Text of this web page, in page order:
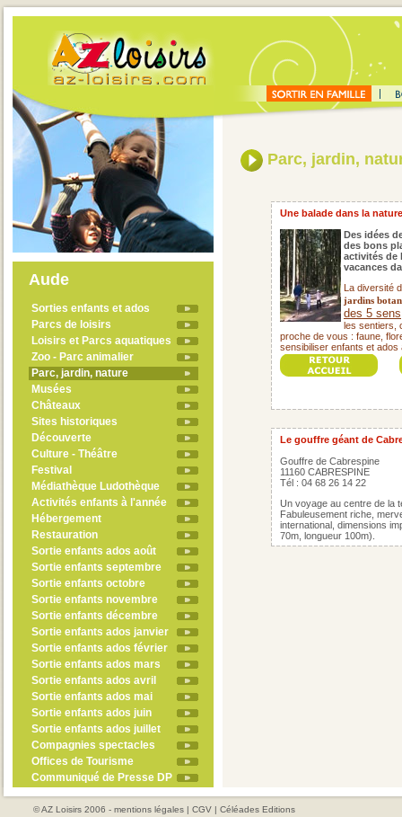
Aude
Sorties enfants et ados
Parcs de loisirs
Loisirs et Parcs aquatiques
Zoo - Parc animalier
Parc, jardin, nature
Musées
Châteaux
Sites historiques
Découverte
Culture - Théâtre
Festival
Médiathèque Ludothèque
Activités enfants à l'année
Hébergement
Restauration
Sortie enfants ados août
Sortie enfants septembre
Sortie enfants octobre
Sortie enfants novembre
Sortie enfants décembre
Sortie enfants ados janvier
Sortie enfants ados février
Sortie enfants ados mars
Sortie enfants ados avril
Sortie enfants ados mai
Sortie enfants ados juin
Sortie enfants ados juillet
Compagnies spectacles
Offices de Tourisme
Communiqué de Presse DP
Parc, jardin,
Une balade dans la
Des idées
des bons
activités de
vacances
La diversité
jardins
des 5 sens
les sentiers,
proche de vous : faune,
sensibiliser enfants et ados
Le gouffre géant de
Gouffre de Cabrespine
11160 CABRESPINE
Tél : 04 68 26 14 22
Un voyage au centre de la
Fabuleusement riche,
international, dimensions
70m, longueur 100m).
© AZ Loisirs 2006 - mentions légales | CGV | Céléades Editions